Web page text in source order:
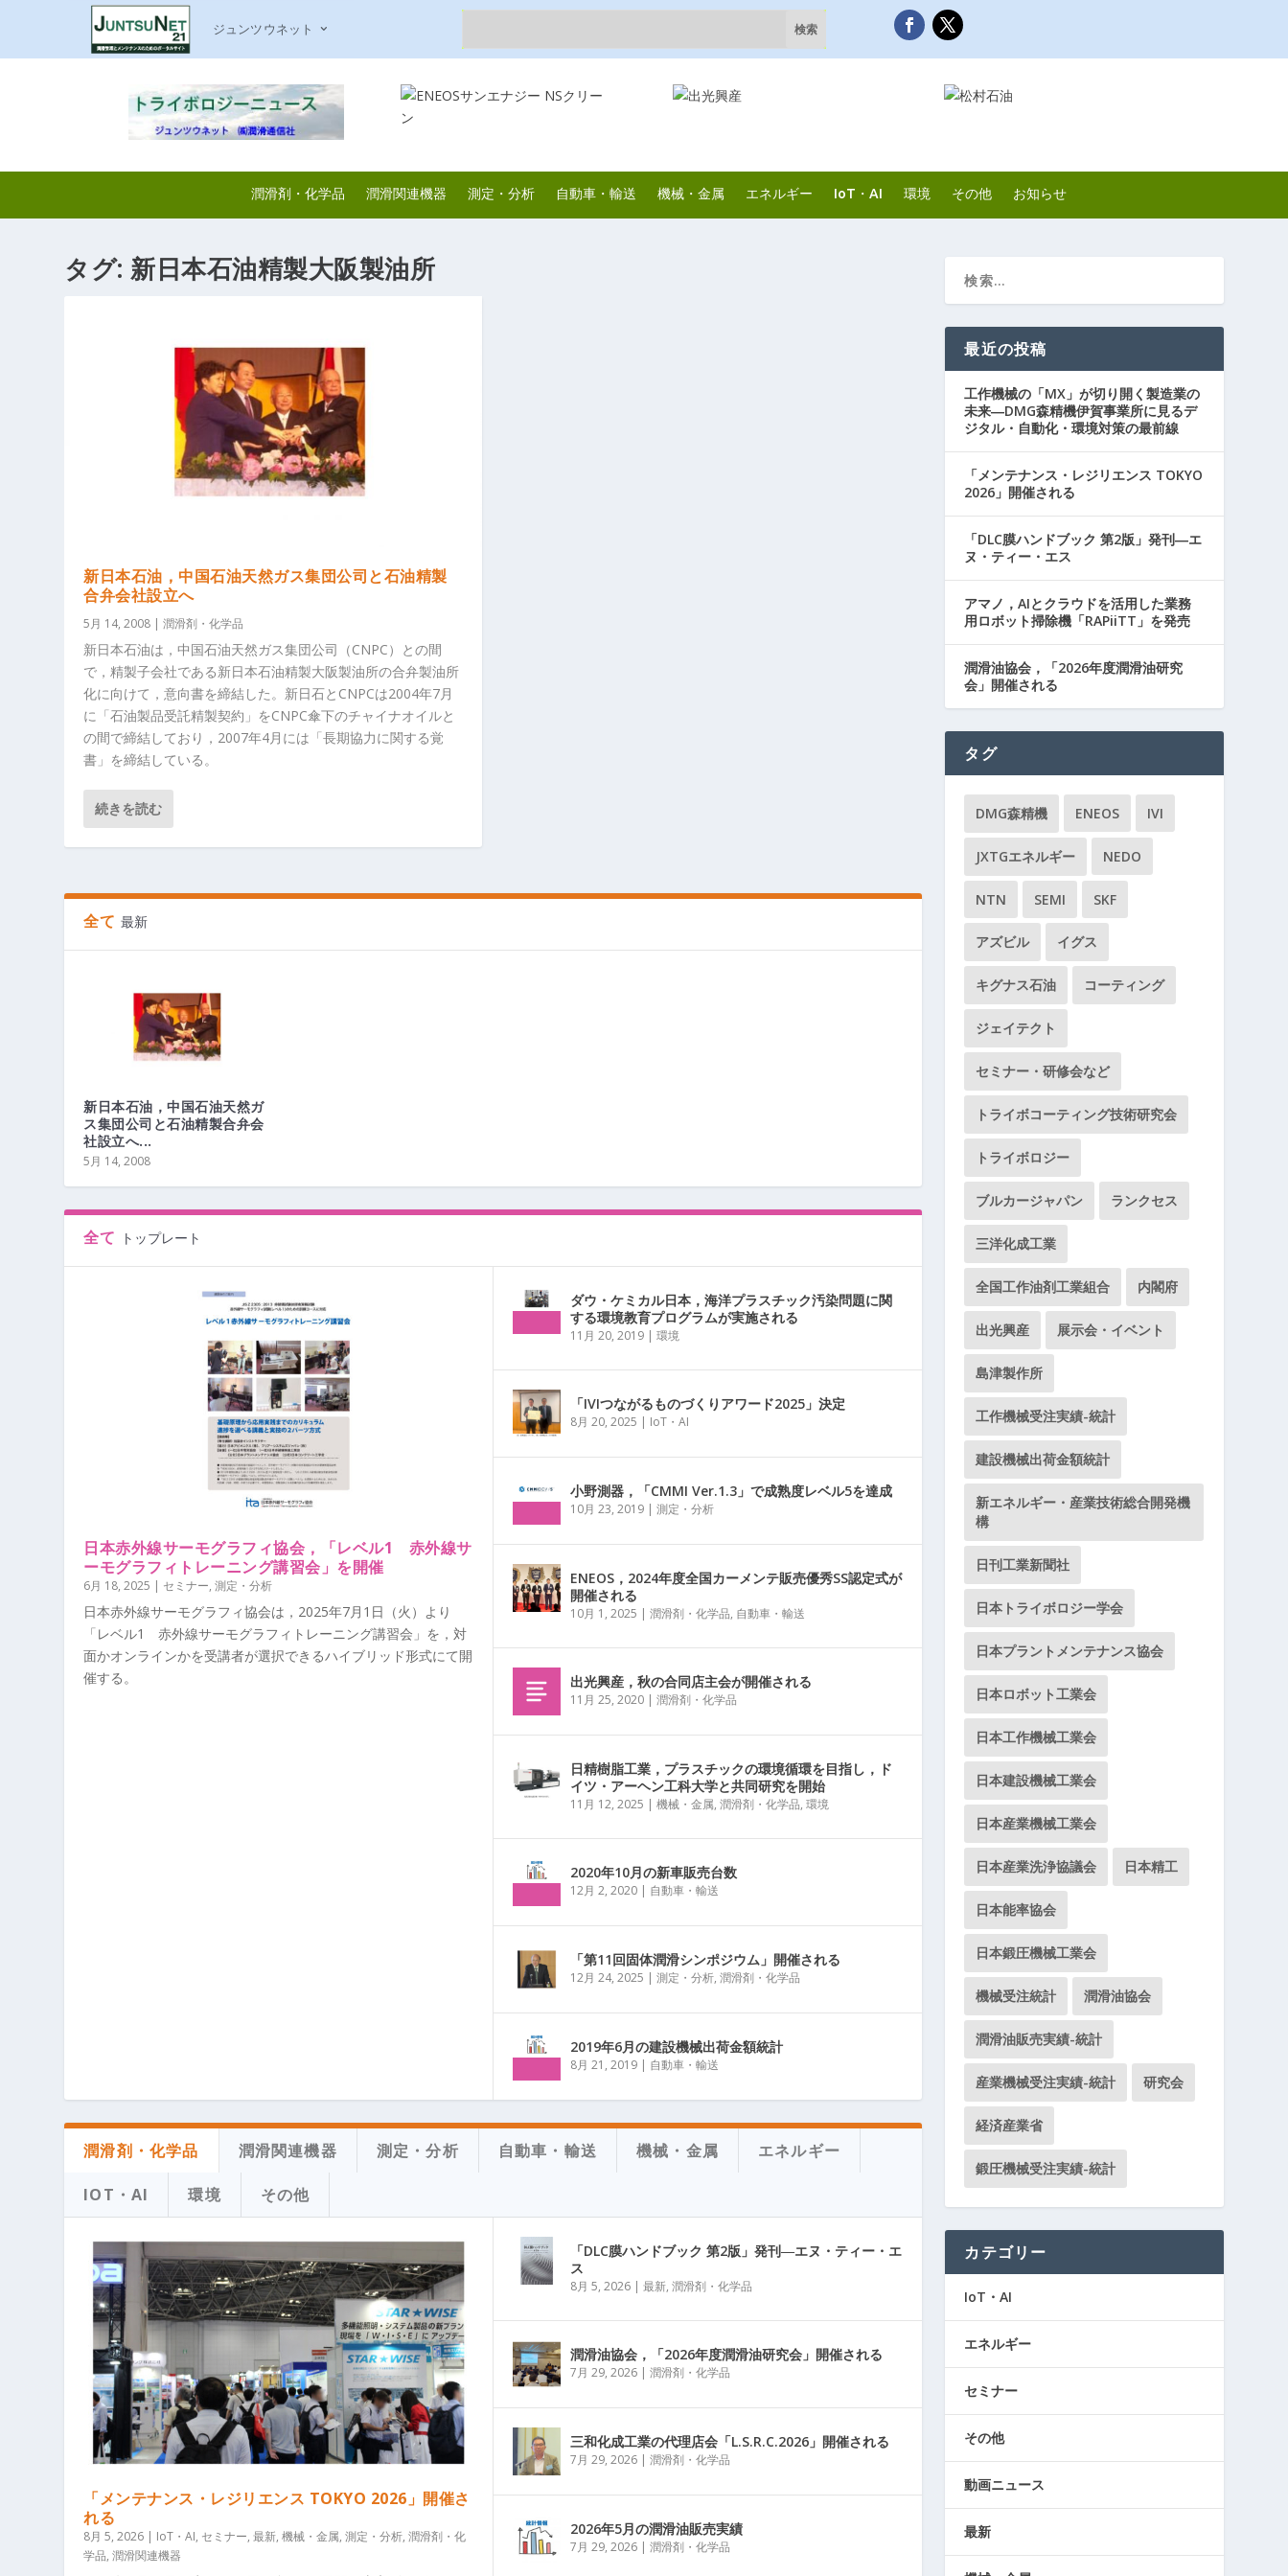
ジュンツウネット
潤滑剤・化学品 潤滑関連機器 測定・分析 自動車・輸送 機械・金属 エネルギー IoT・AI 環境 その他 お知らせ
タグ:新日本石油精製大阪製油所
新日本石油，中国石油天然ガス集団公司と石油精製
合弁会社設立へ
5月 14, 2008 |潤滑剤・化学品
新日本石油は，中国石油天然ガス集団公司（CNPC）との間
で，精製子会社である新日本石油精製大阪製油所の合弁製油所
化に向けて，意向書を締結した。新日石とCNPCは2004年7月
に「石油製品受託精製契約」をCNPC傘下のチャイナオイルと
の間で締結しており，2007年4月には「長期協力に関する覚
書」を締結している。
続きを読む
全て 最新
新日本石油，中国石油天然ガ
ス集団公司と石油精製合弁会
社設立へ...
5月 14, 2008
全て トップレート
日本赤外線サーモグラフィ協会，「レベル1 赤外線サ
ーモグラフィトレーニング講習会」を開催
6月 18, 2025 | セミナー,測定・分析
日本赤外線サーモグラフィ協会は，2025年7月1日（火）より
「レベル1 赤外線サーモグラフィトレーニング講習会」を，対
面かオンラインかを受講者が選択できるハイブリッド形式にて開
催する。
ダウ・ケミカル日本，海洋プラスチック汚染問題に関
する環境教育プログラムが実施される
11月 20, 2019| 環境
「IVIつながるものづくりアワード2025」決定
8月 20, 2025 | IoT・AI
小野測器，「CMMI Ver.1.3」で成熟度レベル5を達成
10月 23, 2019| 測定・分析
ENEOS，2024年度全国カーメンテ販売優秀SS認定式が
開催される
10月 1, 2025 | 潤滑剤・化学品, 自動車・輸送
出光興産，秋の合同店主会が開催される
11月 25, 2020| 潤滑剤・化学品
日精樹脂工業，プラスチックの環境循環を目指し，ド
イツ・アーヘン工科大学と共同研究を開始
11月 12, 2025 | 機械・金属, 潤滑剤・化学品, 環境
2020年10月の新車販売台数
12月 2, 2020| 自動車・輸送
「第11回固体潤滑シンポジウム」開催される
12月 24, 2025 | 測定・分析, 潤滑剤・化学品
2019年6月の建設機械出荷金額統計
8月 21, 2019| 自動車・輸送
潤滑剤・化学品 潤滑関連機器 測定・分析 自動車・輸送 機械・金属 エネルギー
IOT・AI 環境 その他
「メンテナンス・レジリエンス TOKYO 2026」開催さ
れる
8月 5, 2026 | IoT・AI, セミナー,最新,機械・金属,測定・分析,潤滑剤・化
学品,潤滑関連機器
「DLC膜ハンドブック 第2版」発刊―エヌ・ティー・エ
ス
8月 5, 2026| 最新, 潤滑剤・化学品
潤滑油協会，「2026年度潤滑油研究会」開催される
7月 29, 2026| 潤滑剤・化学品
三和化成工業の代理店会「L.S.R.C.2026」開催される
7月 29, 2026| 潤滑剤・化学品
2026年5月の潤滑油販売実績
7月 29, 2026| 潤滑剤・化学品
最近の投稿
工作機械の「MX」が切り開く製造業の
未来―DMG森精機伊賀事業所に見るデ
ジタル・自動化・環境対策の最前線
「メンテナンス・レジリエンス TOKYO
2026」開催される
「DLC膜ハンドブック 第2版」発刊―エ
ヌ・ティー・エス
アマノ，AIとクラウドを活用した業務
用ロボット掃除機「RAPiiTT」を発売
潤滑油協会，「2026年度潤滑油研究
会」開催される
タグ
DMG森精機 ENEOS IVI
JXTGエネルギー NEDO
NTN SEMI SKF
アズビル イグス
キグナス石油 コーティング
ジェイテクト
セミナー・研修会など
トライボコーティング技術研究会
トライボロジー
ブルカージャパン ランクセス
三洋化成工業
全国工作油剤工業組合 内閣府
出光興産 展示会・イベント
島津製作所
工作機械受注実績-統計
建設機械出荷金額統計
新エネルギー・産業技術総合開発機
構
日刊工業新聞社
日本トライボロジー学会
日本プラントメンテナンス協会
日本ロボット工業会
日本工作機械工業会
日本建設機械工業会
日本産業機械工業会
日本産業洗浄協議会 日本精工
日本能率協会
日本鍛圧機械工業会
機械受注統計 潤滑油協会
潤滑油販売実績-統計
産業機械受注実績-統計 研究会
経済産業省
鍛圧機械受注実績-統計
カテゴリー
IoT・AI
エネルギー
セミナー
その他
動画ニュース
最新